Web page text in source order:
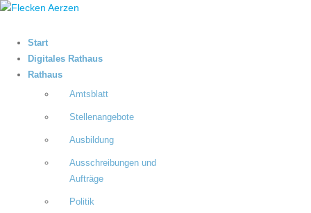
Start
Digitales Rathaus
Rathaus
Amtsblatt
Stellenangebote
Ausbildung
Ausschreibungen und
Aufträge
Politik